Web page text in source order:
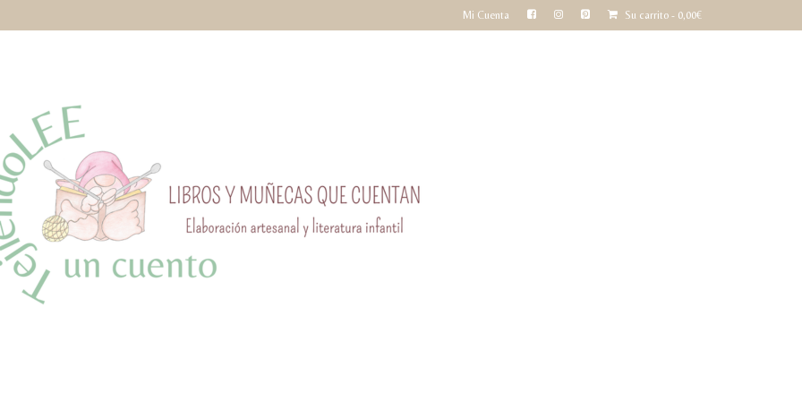
Mi Cuenta Su carrito - 0,00€